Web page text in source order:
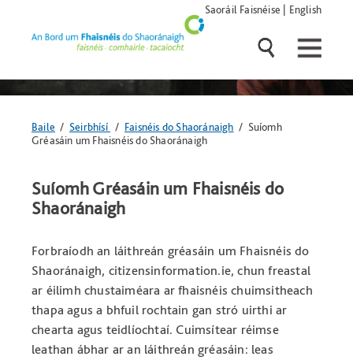
Saoráil Faisnéise | English
Anseo
atá
Baile / Seirbhísí / Faisnéis do Shaoránaigh / Suíomh
Gréasáin um Fhaisnéis do Shaoránaigh
Suíomh Gréasáin um Fhaisnéis do
Shaoránaigh
Forbraíodh an láithreán gréasáin um Fhaisnéis do
Shaoránaigh, citizensinformation.ie, chun freastal
ar éilimh chustaiméara ar fhaisnéis chuimsitheach
thapa agus a bhfuil rochtain gan stró uirthi ar
chearta agus teidlíochtaí. Cuimsítear réimse
leathan ábhar ar an láithreán gréasáin: leas